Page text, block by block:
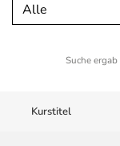
Alle
Suche ergab
Kurstitel